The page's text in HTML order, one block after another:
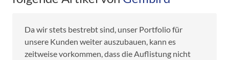
Da wir stets bestrebt sind, unser Portfolio für
unsere Kunden weiter auszubauen, kann es
zeitweise vorkommen, dass die Auflistung nicht